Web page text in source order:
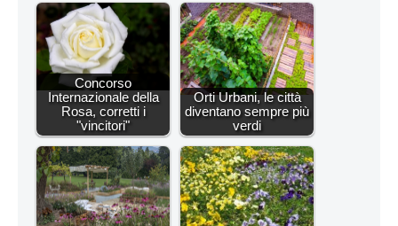
Concorso
Internazionale della
Rosa, corretti i
"vincitori"
Orti Urbani, le città
diventano sempre più
verdi